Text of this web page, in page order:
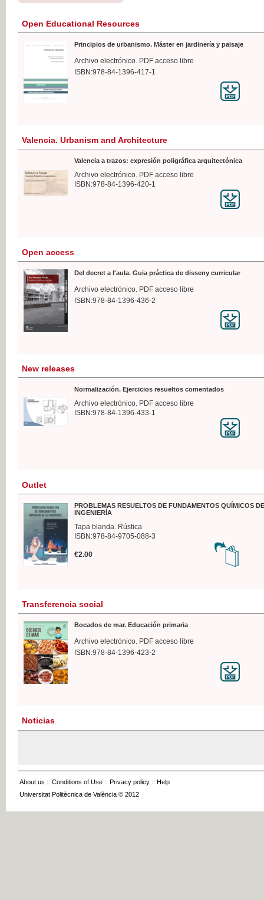
Open Educational Resources
Principios de urbanismo. Máster en jardinería y paisaje
Archivo electrónico. PDF acceso libre
ISBN:978-84-1396-417-1
Valencia. Urbanism and Architecture
Valencia a trazos: expresión poligráfica arquitectónica
Archivo electrónico. PDF acceso libre
ISBN:978-84-1396-420-1
Open access
Del decret a l'aula. Guia práctica de disseny curricular
Archivo electrónico. PDF acceso libre
ISBN:978-84-1396-436-2
New releases
Normalización. Ejercicios resueltos comentados
Archivo electrónico. PDF acceso libre
ISBN:978-84-1396-433-1
Outlet
PROBLEMAS RESUELTOS DE FUNDAMENTOS QUÍMICOS
INGENIERÍA
Tapa blanda. Rústica
ISBN:978-84-9705-088-3
€2.00
Transferencia social
Bocados de mar. Educación primaria
Archivo electrónico. PDF acceso libre
ISBN:978-84-1396-423-2
Noticias
About us :: Conditions of Use :: Privacy policy :: Help
Universitat Politècnica de València © 2012